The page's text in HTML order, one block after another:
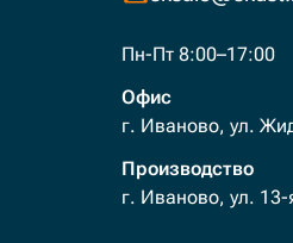
Пн-Пт 8:00–17:00
Офис
г. Иваново, ул.
Производство
г. Иваново, ул.